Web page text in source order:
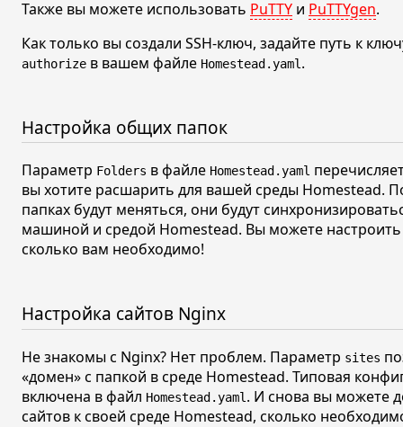
Также вы можете использовать PuTTY и PuTTYgen.
Как только вы создали SSH-ключ, задайте путь к
authorize в вашем файле Homestead.yaml .
Настройка общих папок
Параметр Folders в файле Homestead.yaml
вы хотите расшарить для вашей среды Homestead.
папках будут меняться, они будут
машиной и средой Homestead. Вы можете настроить
сколько вам необходимо!
Настройка сайтов Nginx
Не знакомы с Nginx? Нет проблем. Параметр sites
«домен»с папкой в среде Homestead. Типовая
включена в файл Homestead.yaml . И снова вы можете
сайтов к своей среде Homestead, сколько